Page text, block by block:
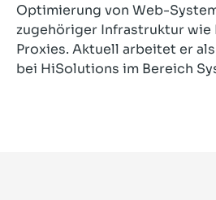
Optimierung von Web-
zugehöriger Infrastruktur wie
Proxies. Aktuell arbeitet er
bei HiSolutions im Bereich